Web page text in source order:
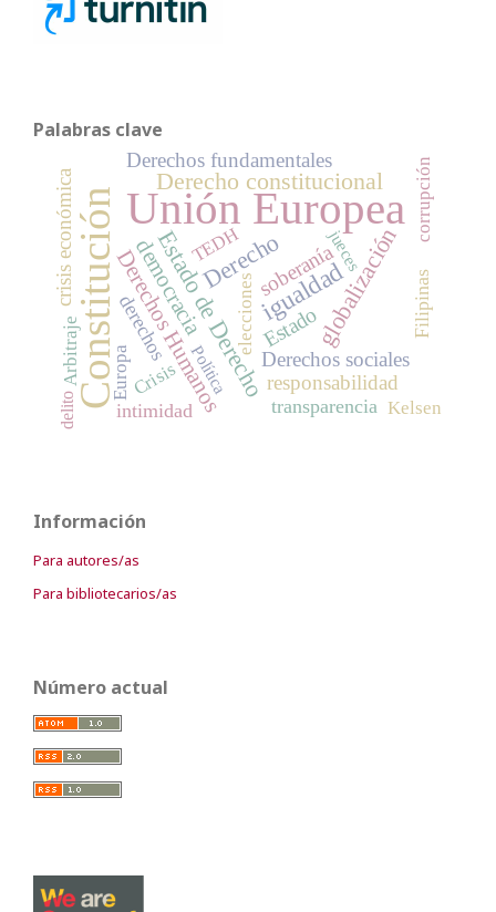
Palabras clave
Unión Europea
Constitución igualdad
Estado de Derecho globalización
Derecho constitucional
Derecho
democracia
Derechos Humanos
crisis económica
Derechos sociales
Estado
soberanía
responsabilidad
Derechos fundamentales
transparencia
intimidad
Filipinas
derechos
Crisis
TEDH
elecciones
Europa
Arbitraje
corrupción
Kelsen
Política
jueces
delito
Información
Para autores/as
Para bibliotecarios/as
Número actual